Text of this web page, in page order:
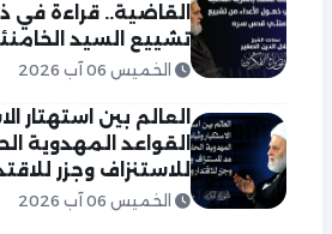
القاضية.. قراءة في
تشييع السيد
الخميس 06 آب 2026
العالم بين استهتار
القواعد المهدوية
للاستنزاف وجزر
الخميس 06 آب 2026